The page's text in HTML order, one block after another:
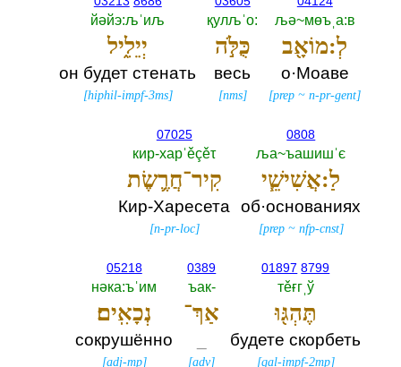
љә~мөъˌа:в
לְ:מוֹאָ֖ב
о·Моаве
[prep ~n-pr-gent]
қулљˈо:‎
כֻּלֹּ֣ה
весь
[nms]
йәйэ:љˈиљ
יְיֵלִ֑יל
он будет стенать
[hiphil-impf-3ms]
0808
ља~ъашишˈє
לַ:אֲשִׁישֵׁ֧י
об·основаниях
[prep~ nfp-cnst]
07025
кир-харˈěçěτ
קִיר־חֲרֶ֛שֶׂת
Кир-Харесета
[n-pr-loc]
01897 8799
тěғгˌў
תֶּהְגּ֖וּ
будете скорбеть
[qal-impf-2mp]
0389
ъак-‎
אַךְ־
[adv]
05218
нәка:ъˈим
נְכָאִֽים׃
сокрушённо
[adj-mp]